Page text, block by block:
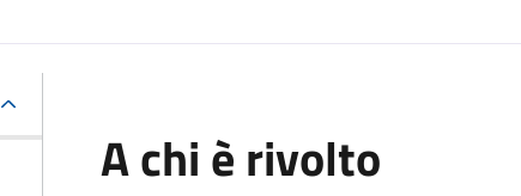
A chi è rivolto